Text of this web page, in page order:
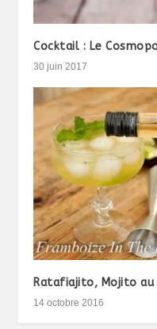
Cocktail : Le
30 juin 2017
Ratafiajito, Mojito
14 octobre 2016